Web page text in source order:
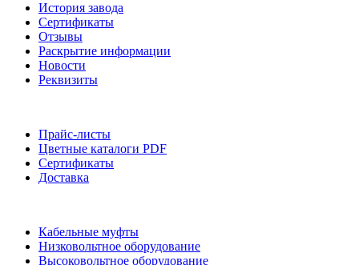
История завода
Сертификаты
Отзывы
Раскрытие информации
Новости
Реквизиты
Прайс-листы
Цветные каталоги PDF
Сертификаты
Доставка
Кабельные муфты
Низковольтное оборудование
Высоковольтное оборудование